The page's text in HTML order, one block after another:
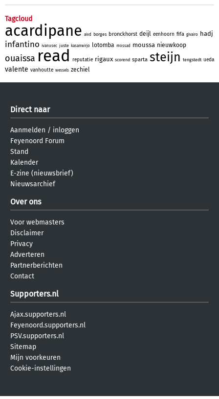
Tagcloud
acardipane aivd borges bronckhorst deijl eenhoorn fifa givairo hadj
infantino ivanusec juste kasanwirjo lotomba mossad moussa nieuwkoop
ouaissa read reputatie rigaux scorend sparta steijn tengstedt ueda
valente vanhoutte wessels zechiel
Direct naar
Aanmelden / inloggen
Feyenoord Forum
Stand
Kalender
E-zine (nieuwsbrief)
Nieuwsarchief
Over ons
Voor webmasters
Disclaimer
Privacy
Adverteren
Partnerberichten
Contact
Supporters.nl
Ajax.supporters.nl
Feyenoord.supporters.nl
PSV.supporters.nl
Sitemap
Mijn voorkeuren
Cookie-instellingen